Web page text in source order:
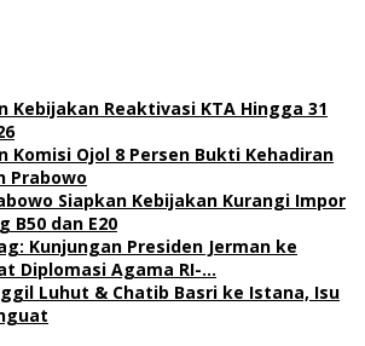
Kebijakan Reaktivasi KTA Hingga 31
Komisi Ojol 8 Persen Bukti Kehadiran
Prabowo
Siapkan Kebijakan Kurangi Impor
B50 dan E20
Kunjungan Presiden Jerman ke
Diplomasi Agama RI-…
Luhut & Chatib Basri ke Istana, Isu